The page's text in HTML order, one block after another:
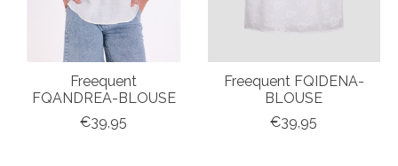
Freequent
FQANDREA-BLOUSE
€39,95
Freequent FQIDENA-
BLOUSE
€39,95